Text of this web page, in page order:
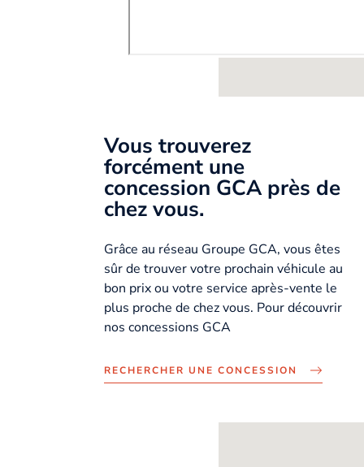
Vous trouverez
forcément une
concession GCA près de
chez vous.
Grâce au réseau Groupe GCA, vous êtes
sûr de trouver votre prochain véhicule au
bon prix ou votre service après-vente le
plus proche de chez vous. Pour découvrir
nos concessions GCA
RECHERCHER UNE CONCESSION